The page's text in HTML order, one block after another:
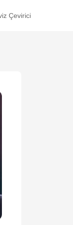
Çevirici